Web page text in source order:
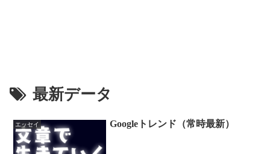
最新データ
エッセイ Googleトレンド（常時最新）